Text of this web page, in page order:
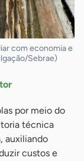
com economia e
Sebrae)
por meio do
técnica
auxiliando
custos e